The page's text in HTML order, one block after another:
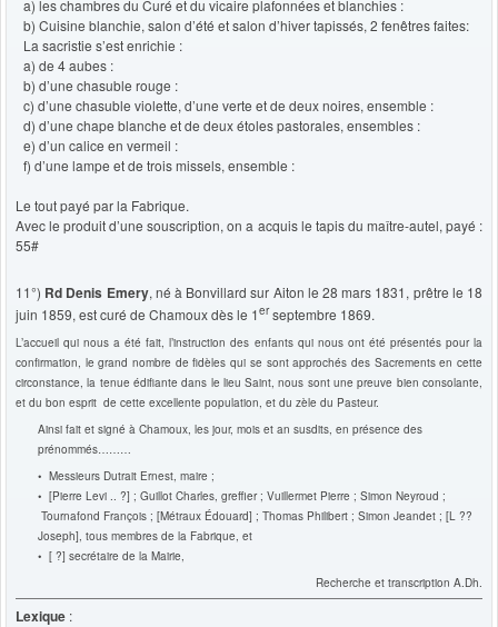
a) les chambres du Curé et du vicaire plafonnées et blanchies :
b) Cuisine blanchie, salon d’été et salon d’hiver tapissés, 2 fenêtres faites:
La sacristie s’est enrichie :
a) de 4 aubes :
b) d’une chasuble rouge :
c) d’une chasuble violette, d’une verte et de deux noires, ensemble :
d) d’une chape blanche et de deux étoles pastorales, ensembles :
e) d’un calice en vermeil :
f) d’une lampe et de trois missels, ensemble :
Le tout payé par la Fabrique.
Avec le produit d’une souscription, on a acquis le tapis du maître-autel, payé :
55#
11°) Rd Denis Emery, né à Bonvillard sur Aiton le 28 mars 1831, prêtre le 18
juin 1859, est curé de Chamoux dès le 1erseptembre 1869.
L’accueil qui nous a été fait, l’instruction des enfants qui nous ont été présentés pour la
confirmation, le grand nombre de fidèles qui se sont approchés des Sacrements en cette
circonstance, la tenue édifiante dans le lieu Saint, nous sont une preuve bien consolante,
et du bon esprit de cette excellente population, et du zèle du Pasteur.
Ainsi fait et signé à Chamoux, les jour, mois et an susdits, en présence des
prénommés………
• Messieurs Dutrait Ernest, maire ;
• [Pierre Levi .. ?] ; Guillot Charles, greffier ; Vuillermet Pierre ; Simon Neyroud ;
Tournafond François ; [Métraux Édouard] ; Thomas Philibert ; Simon Jeandet ; [L ??
Joseph], tous membres de la Fabrique, et
• [ ?] secrétaire de la Mairie,
Recherche et transcription A.Dh.
Lexique :